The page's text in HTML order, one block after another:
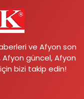
ve Afyon son
güncel, Afyon
bizi takip edin!